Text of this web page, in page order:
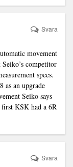
movement
Seiko’s competitor
specs.
as an upgrade
Seiko says
first KSK had a 6R
Svara
Svara